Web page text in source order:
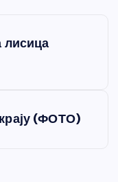
лисица
(ФОТО)